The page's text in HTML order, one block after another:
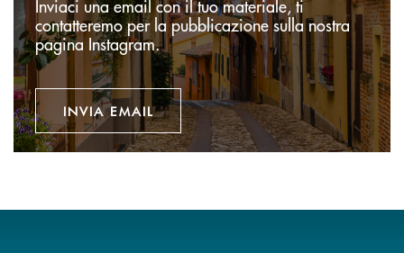
Inviaci una email con il tuo materiale, ti
contatteremo per la pubblicazione sulla nostra
pagina Instagram.
INVIA EMAIL